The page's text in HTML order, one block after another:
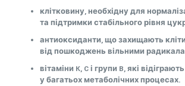
клітковину, необхідну для
та підтримки стабільного рівня
антиоксиданти, що захищають
від пошкоджень вільними
вітаміни K, C і групи B, які
у багатьох метаболічних процесах.